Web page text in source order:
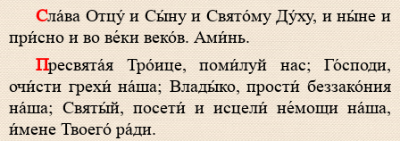
Сла́ва Отцу́ и Сы́ну и Свято́му Ду́ху, и ны́не и
при́сно и во ве́ки веко́в. Ами́нь.
Пресвята́я Тро́ице, поми́луй нас; Го́споди,
очи́сти грехи́ на́ша; Влады́ко, прости́ беззако́ния
на́ша; Святы́й, посети́ и исцели́ не́мощи на́ша,
и́мене Твоего́ ра́ди.